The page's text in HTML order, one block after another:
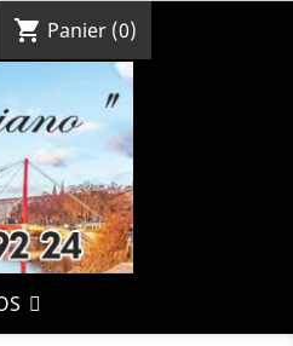
shopping_cart Panier (0)